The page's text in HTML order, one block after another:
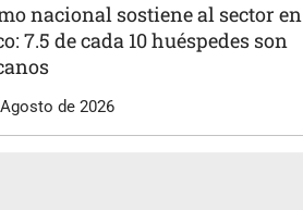
nacional sostiene al sector en
7.5 de cada 10 huéspedes son
de 2026